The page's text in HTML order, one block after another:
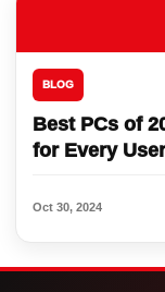
BLOG
Best PCs of
for Every User
Oct 30, 2024